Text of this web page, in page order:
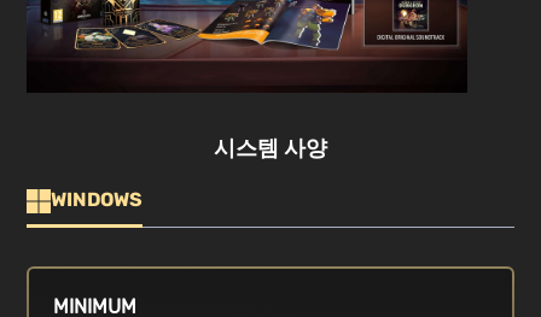
시스템 사양
WINDOWS
MINIMUM